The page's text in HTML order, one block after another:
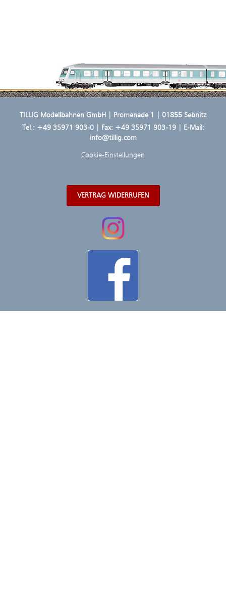
TILLIG Modellbahnen GmbH | Promenade 1 | 01855 Sebnitz
Tel.: +49 35971 903-0| Fax: +49 35971 903-19 | E-Mail:
info@tillig.com
Cookie-Einstellungen
VERTRAG WIDERRUFEN